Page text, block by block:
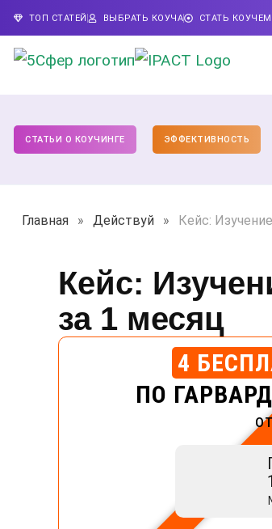
ТОП СТАТЕЙ ВЫБРАТЬ КОУЧА СТАТЬ КОУЧЕМ
СТАТЬИ О КОУЧИНГЕ ЭФФЕКТИВНОСТЬ
Главная » Действуй » Кейс:
Кейс:
за 1 месяц
4
ПО